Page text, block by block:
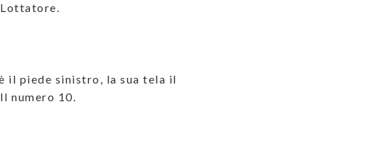
il piede sinistro, la sua tela il
numero 10.